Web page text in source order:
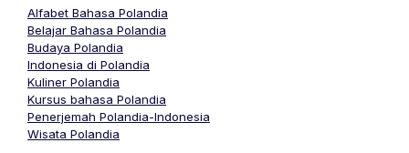
Alfabet Bahasa Polandia
Belajar Bahasa Polandia
Budaya Polandia
Indonesia di Polandia
Kuliner Polandia
Kursus bahasa Polandia
Penerjemah Polandia-Indonesia
Wisata Polandia